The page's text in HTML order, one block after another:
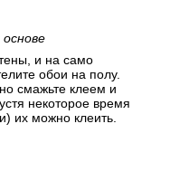
и на само
обои на полу.
смажьте клеем и
некоторое время
их можно клеить.